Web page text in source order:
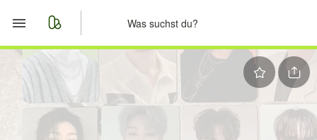
Start
Merkliste
Nachrichten